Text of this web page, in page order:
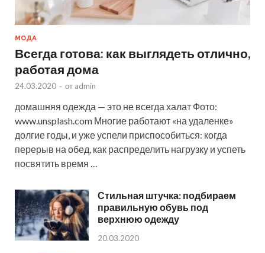
МОДА
Всегда готова: как выглядеть отлично,
работая дома
24.03.2020 - от admin
домашняя одежда — это не всегда халат Фото:
www.unsplash.com Многие работают «на удаленке»
долгие годы, и уже успели приспособиться: когда
перерыв на обед, как распределить нагрузку и успеть
посвятить время …
Стильная штучка: подбираем
правильную обувь под
верхнюю одежду
20.03.2020